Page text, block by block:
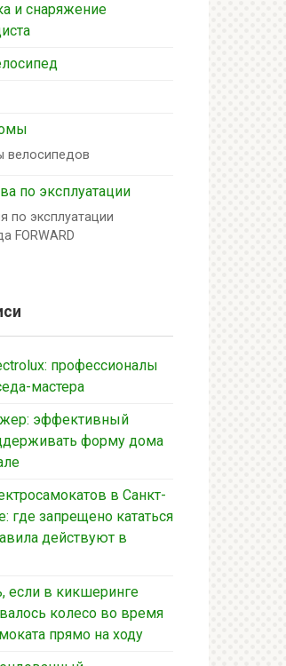
и снаряжение
велосипедов
по эксплуатации
по эксплуатации
FORWARD
профессионалы
мастера
эффективный
форму дома
в Санкт-
где запрещено кататься
действуют в
если в кикшеринге
колесо во время
прямо на ходу